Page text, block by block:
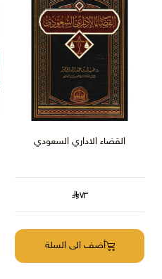
القضاء الاداري السعودي
٧٣
أضف الى السلة